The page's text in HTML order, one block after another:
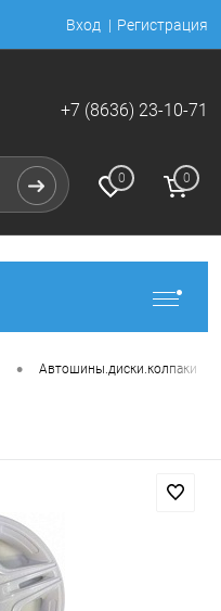
Вход Регистрация
+7 (8636) 23-10-71
0 0
• Автошины.диски.колпаки